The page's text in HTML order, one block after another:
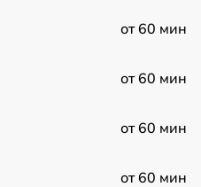
от 60 мин
от 60 мин
от 60 мин
от 60 мин